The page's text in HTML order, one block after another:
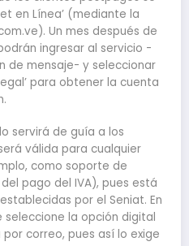
en Línea’ (mediante la
Un mes después de
ingresar al servicio -
de mensaje- y seleccionar
para obtener la cuenta
servirá de guía a los
válida para cualquier
como soporte de
pago del IVA), pues está
por el Seniat. En
seleccione la opción digital
correo, pues así lo exige